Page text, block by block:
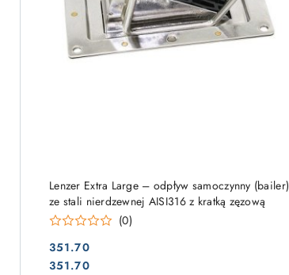
Lenzer Extra Large – odpływ samoczynny (bailer)
ze stali nierdzewnej AISI316 z kratką zęzową
(0)
Cena:
351.70
Cena:
351.70
DO KOSZYKA